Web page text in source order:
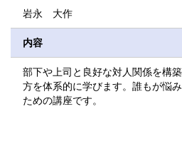
岩永 大作
内容
部下や上司と良好な対人関係を構
方を体系的に学びます。誰もが悩
ための講座です。